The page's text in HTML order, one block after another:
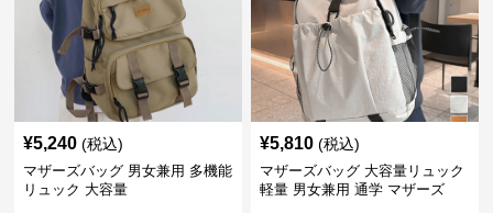
¥5,240 (税込)
マザーズバッグ 男女兼用 多機能
リュック 大容量
¥5,810 (税込)
マザーズバッグ 大容量リュック
軽量 男女兼用 通学 マザーズ